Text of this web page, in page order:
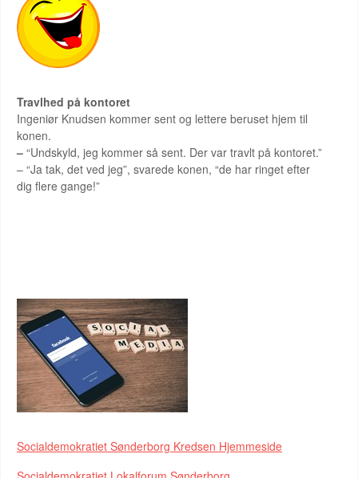
Travlhed på kontoret
Ingeniør Knudsen kommer sent og lettere beruset hjem til
konen.
– “Undskyld, jeg kommer så sent. Der var travlt på kontoret.”
– “Ja tak, det ved jeg”, svarede konen, “de har ringet efter
dig flere gange!”
Socialdemokratiet Sønderborg Kredsen Hjemmeside